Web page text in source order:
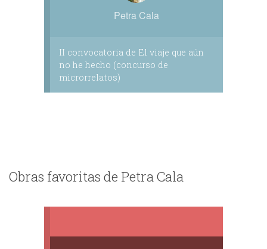
Petra Cala
II convocatoria de El viaje que aún
no he hecho (concurso de
microrrelatos)
Obras favoritas de Petra Cala